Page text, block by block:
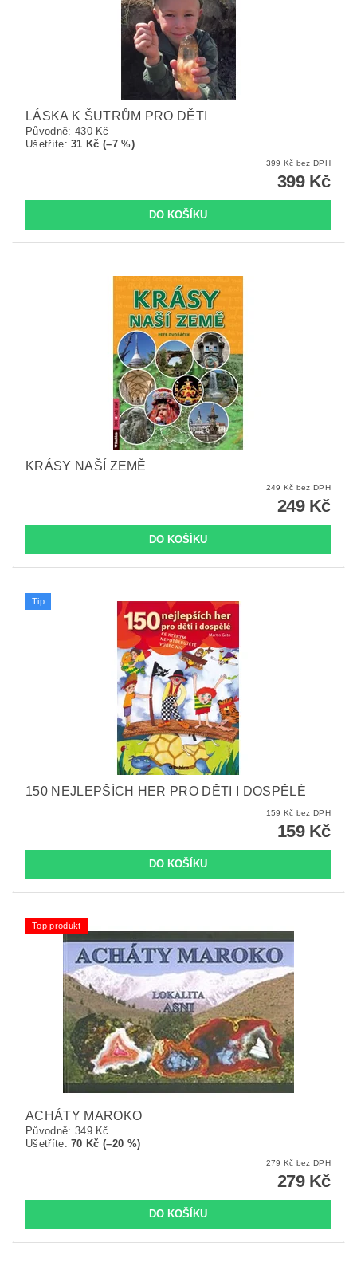
LÁSKA K ŠUTRŮM PRO DĚTI
Původně: 430 Kč
Ušetříte:31 Kč (–7 %)
399 Kč bez DPH
399 Kč
KRÁSY NAŠÍ ZEMĚ
249 Kč bez DPH
249 Kč
Tip
150 NEJLEPŠÍCH HER PRO DĚTI I DOSPĚLÉ
159 Kč bez DPH
159 Kč
Top produkt
ACHÁTY MAROKO
Původně: 349 Kč
Ušetříte:70 Kč (–20 %)
279 Kč bez DPH
279 Kč